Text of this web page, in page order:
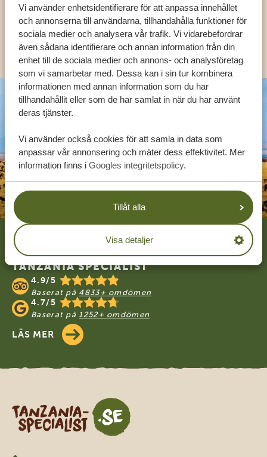
Vi använder enhetsidentifierare för att anpassa innehållet
och annonserna till användarna, tillhandahålla funktioner för
sociala medier och analysera vår trafik. Vi vidarebefordrar
även sådana identifierare och annan information från din
enhet till de sociala medier och annons- och analysföretag
som vi samarbetar med. Dessa kan i sin tur kombinera
informationen med annan information som du har
tillhandahållit eller som de har samlat in när du har använt
deras tjänster.
Vi använder också cookies för att samla in data som
anpassar vår annonsering och mäter dess effektivitet. Mer
information finns i Googles integritetspolicy.
Tillåt alla
Visa detaljer
SV:+31 174 788 108
KONTAKT
Footer
VÅRA KUNDER REKOMMENDERAR
TANZANIA SPECIALIST
4.9/5
Baserat på 4833+ omdömen
4.7/5
Baserat på1252+ omdömen
LÄS MER
Tanzania Specialist